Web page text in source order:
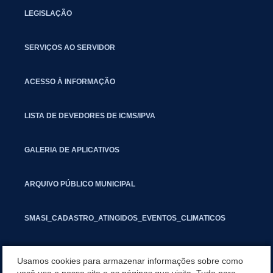
LEGISLAÇÃO
SERVIÇOS AO SERVIDOR
ACESSO À INFORMAÇÃO
LISTA DE DEVEDORES DE ICMS/IPVA
GALERIA DE APLICATIVOS
ARQUIVO PÚBLICO MUNICIPAL
SMASI_CADASTRO_ATINGIDOS_EVENTOS_CLIMATICOS
Usamos cookies para armazenar informações sobre como